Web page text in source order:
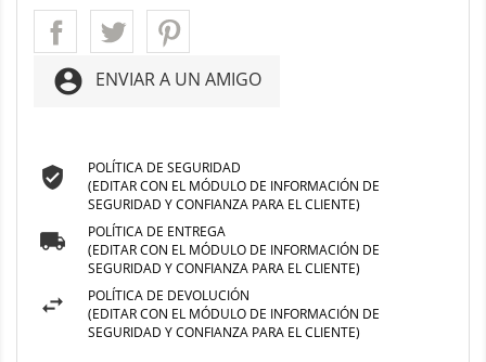
account_circle ENVIAR A UN AMIGO
POLÍTICA DE SEGURIDAD
(EDITAR CON EL MÓDULO DE INFORMACIÓN DE
SEGURIDAD Y CONFIANZA PARA EL CLIENTE)
POLÍTICA DE ENTREGA
(EDITAR CON EL MÓDULO DE INFORMACIÓN DE
SEGURIDAD Y CONFIANZA PARA EL CLIENTE)
POLÍTICA DE DEVOLUCIÓN
(EDITAR CON EL MÓDULO DE INFORMACIÓN DE
SEGURIDAD Y CONFIANZA PARA EL CLIENTE)